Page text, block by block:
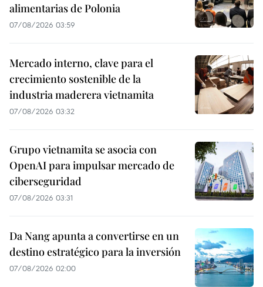
alimentarias de Polonia
07/08/2026 03:59
Mercado interno, clave para el
crecimiento sostenible de la
industria maderera vietnamita
07/08/2026 03:32
Grupo vietnamita se asocia con
OpenAI para impulsar mercado de
ciberseguridad
07/08/2026 03:31
Da Nang apunta a convertirse en un
destino estratégico para la inversión
07/08/2026 02:00